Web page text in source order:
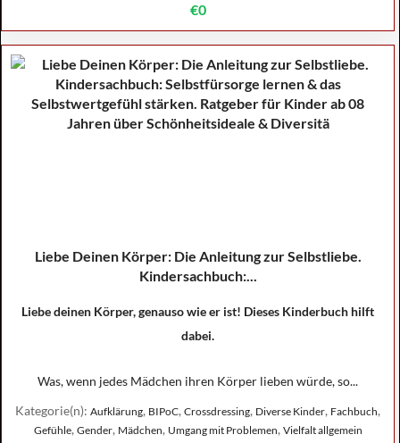
€0
Liebe Deinen Körper: Die Anleitung zur Selbstliebe.
Kindersachbuch:...
Liebe deinen Körper, genauso wie er ist! Dieses Kinderbuch hilft
dabei.
Was, wenn jedes Mädchen ihren Körper lieben würde, so...
Kategorie(n): Aufklärung, BIPoC, Crossdressing, Diverse Kinder, Fachbuch,
Gefühle, Gender, Mädchen, Umgang mit Problemen, Vielfalt allgemein